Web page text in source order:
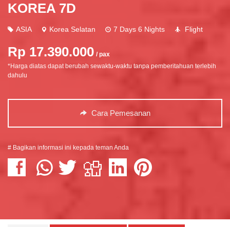
KOREA 7D
ASIA Korea Selatan 7 Days 6 Nights Flight
Rp 17.390.000 / pax
*Harga diatas dapat berubah sewaktu-waktu tanpa pemberitahuan terlebih
dahulu
Cara Pemesanan
# Bagikan informasi ini kepada teman Anda